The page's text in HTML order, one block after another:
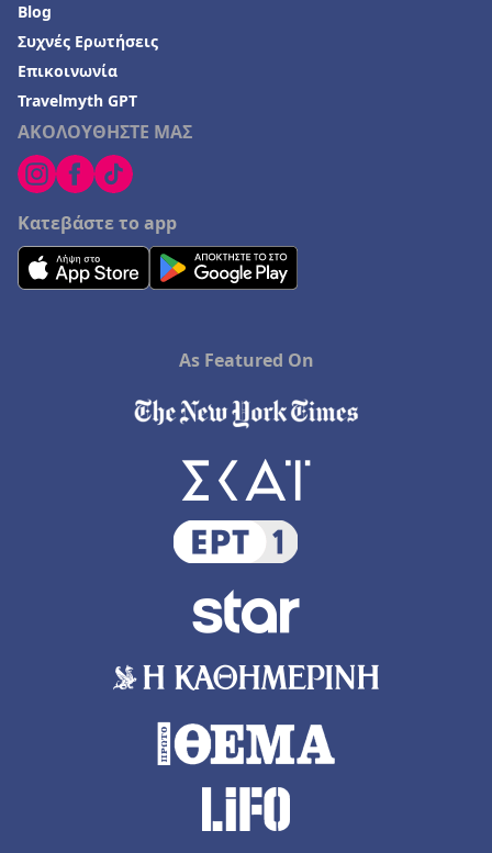
ΑΚΟΛΟΥΘΗΣΤΕ ΜΑΣ
Κατεβάστε το app
Blog
Συχνές Ερωτήσεις
Επικοινωνία
Travelmyth GPT
As Featured On